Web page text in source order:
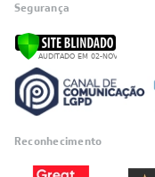
Segurança
Reconhecimento